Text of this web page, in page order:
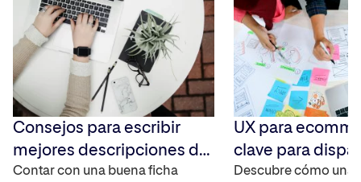
Consejos para escribir
mejores descripciones de
producto
Contar con una buena ficha
UX para
clave para
ventas online
Descubre cómo una